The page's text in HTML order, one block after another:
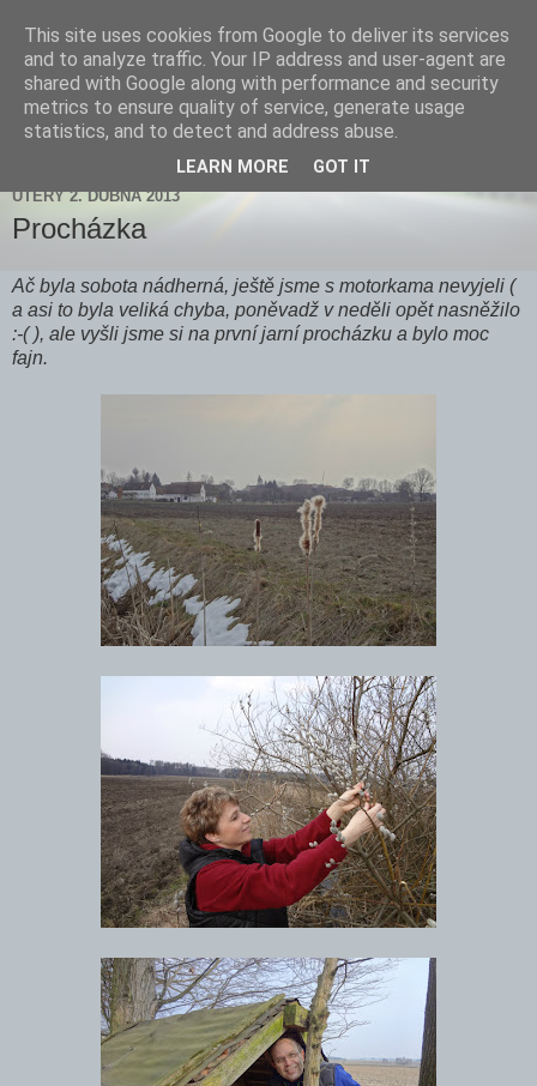
Zdenička
ÚTERÝ 2. DUBNA 2013
Procházka
Ač byla sobota nádherná, ještě jsme s motorkama nevyjeli (
a asi to byla veliká chyba, poněvadž v neděli opět nasněžilo
:-( ), ale vyšli jsme si na první jarní procházku a bylo moc
fajn.
This site uses cookies from Google to deliver its services
and to analyze traffic. Your IP address and user-agent are
shared with Google along with performance and security
metrics to ensure quality of service, generate usage
statistics, and to detect and address abuse.
LEARN MORE GOT IT